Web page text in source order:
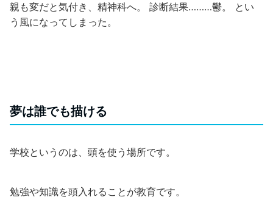
親も変だと気付き、精神科へ。 診断結果………鬱。 とい
う風になってしまった。
夢は誰でも描ける
学校というのは、頭を使う場所です。
勉強や知識を頭入れることが教育です。